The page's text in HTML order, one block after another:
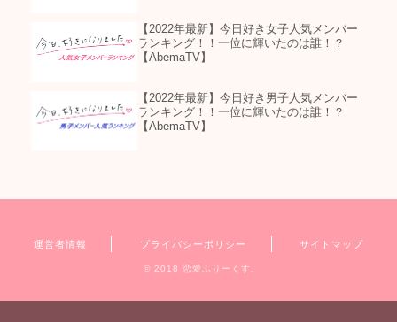
【2022年最新】今日好き女子人気メンバー
ランキング！！一位に輝いたのは誰！？
【AbemaTV】
【2022年最新】今日好き男子人気メンバー
ランキング！！一位に輝いたのは誰！？
【AbemaTV】
運営者情報 プライバシーポリシー サイトマップ
© 2018 恋愛ふりーくす.